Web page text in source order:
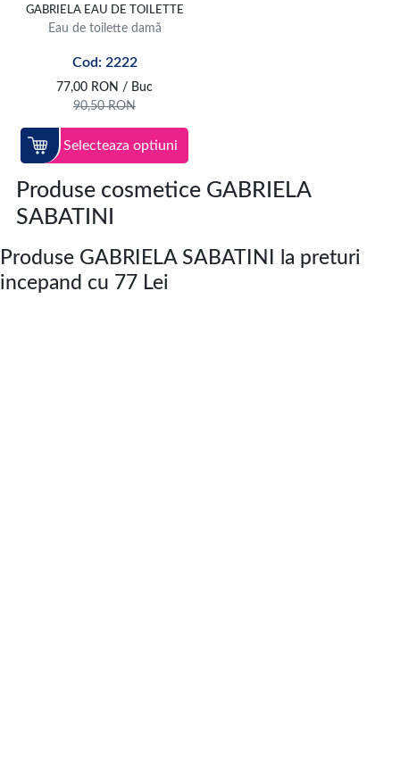
GABRIELA EAU DE TOILETTE
Eau de toilette damă
Cod: 2222
77,00 RON / Buc
90,50RON
Selecteaza optiuni
Produse cosmetice GABRIELA
SABATINI
Produse GABRIELA SABATINI la preturi
incepand cu 77 Lei